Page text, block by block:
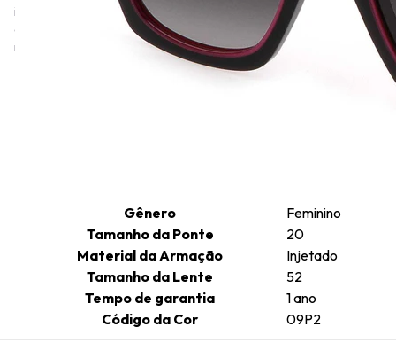
irreverente. A linha Just Cavalli é conhecida por seu estilo rock,
cool de rua e urbano, com destaque para o uso de materiais
inovadores e gráficos experimentais.
Gênero
Feminino
Tamanho da Ponte
20
Material da Armação
Injetado
Tamanho da Lente
52
Tempo de garantia
1 ano
Código da Cor
09P2